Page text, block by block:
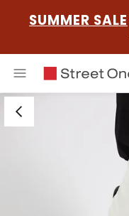
SUMMER SALE